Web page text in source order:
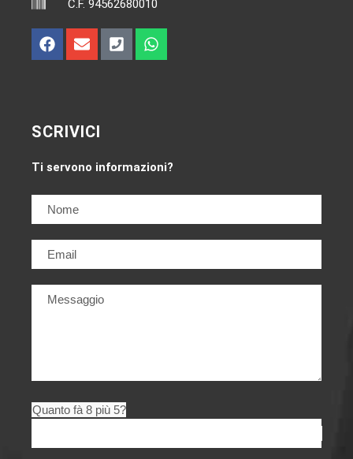
C.F. 94562680010
SCRIVICI
Ti servono informazioni?
Quanto fà 8 più 5?